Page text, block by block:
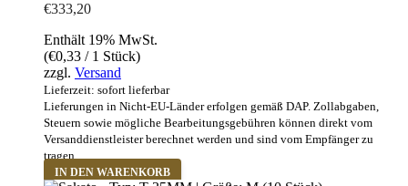
€333,20
Enthält 19% MwSt.
(€0,33 / 1 Stück)
zzgl. Versand
Lieferzeit: sofort lieferbar
Lieferungen in Nicht-EU-Länder erfolgen gemäß DAP. Zollabgaben,
Steuern sowie mögliche Bearbeitungsgebühren können direkt vom
Versanddienstleister berechnet werden und sind vom Empfänger zu
tragen.
IN DEN WARENKORB